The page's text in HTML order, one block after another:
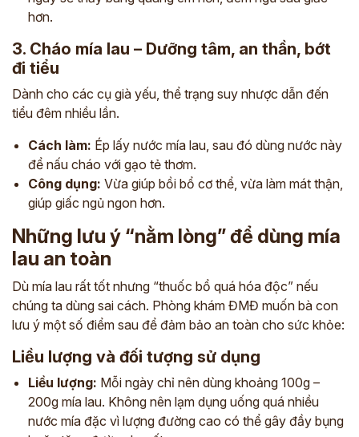
hơn.
3. Cháo mía lau – Dưỡng tâm, an thần, bớt
đi tiểu
Dành cho các cụ già yếu, thể trạng suy nhược dẫn đến
tiểu đêm nhiều lần.
Cách làm: Ép lấy nước mía lau, sau đó dùng nước này
để nấu cháo với gạo tẻ thơm.
Công dụng: Vừa giúp bồi bổ cơ thể, vừa làm mát thận,
giúp giấc ngủ ngon hơn.
Những lưu ý “nằm lòng” để dùng mía
lau an toàn
Dù mía lau rất tốt nhưng “thuốc bổ quá hóa độc” nếu
chúng ta dùng sai cách. Phòng khám ĐMĐ muốn bà con
lưu ý một số điểm sau để đảm bảo an toàn cho sức khỏe:
Liều lượng và đối tượng sử dụng
Liều lượng: Mỗi ngày chỉ nên dùng khoảng 100g –
200g mía lau. Không nên lạm dụng uống quá nhiều
nước mía đặc vì lượng đường cao có thể gây đầy bụng